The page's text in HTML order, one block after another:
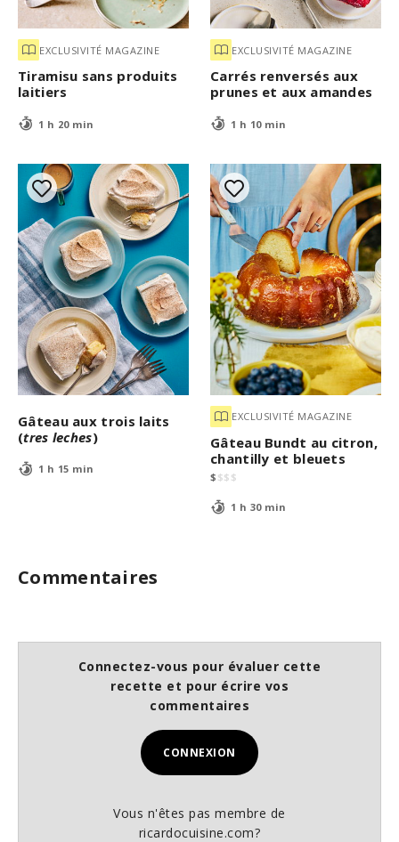
EXCLUSIVITÉ MAGAZINE
Tiramisu sans produits
laitiers
1 h 20 min
EXCLUSIVITÉ MAGAZINE
Carrés renversés aux
prunes et aux amandes
1 h 10 min
Gâteau aux trois laits
(tres leches)
1 h 15 min
EXCLUSIVITÉ MAGAZINE
Gâteau Bundt au citron,
chantilly et bleuets
$ $$ $
1 h 30 min
Commentaires
Connectez-vous pour évaluer cette
recette et pour écrire vos
commentaires
CONNEXION
Vous n'êtes pas membre de
ricardocuisine.com?